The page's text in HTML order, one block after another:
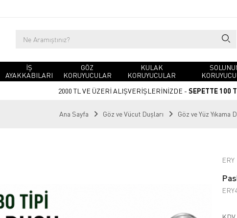
İŞ
AYAKKABILARI
GÖZ
KORUYUCULAR
KULAK
KORUYUCULAR
2000 TL VE ÜZERİ ALIŞVERİŞLERİNİZDE - SEPETTE 100
Ana Sayfa Göz ve Vücut Duşları Göz ve Yüz Yıkama
ERY